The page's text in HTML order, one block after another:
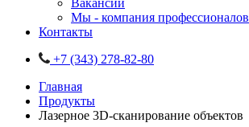
Вакансии
Мы - компания профессионалов
Контакты
+7 (343) 278-82-80
Главная
Продукты
Лазерное 3D-сканирование объектов